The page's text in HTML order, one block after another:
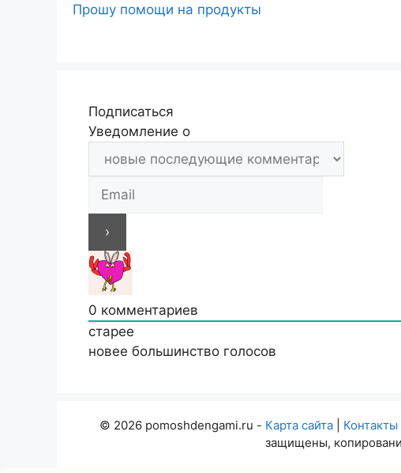
Прошу помощи на продукты
Подписаться
Уведомление о
0 комментариев
старее
новее большинство голосов
© 2026 pomoshdengami.ru - Карта сайта Контакты
защищены,